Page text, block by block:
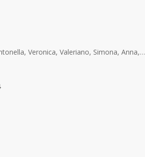
Veronica, Valeriano, Simona, Anna,…